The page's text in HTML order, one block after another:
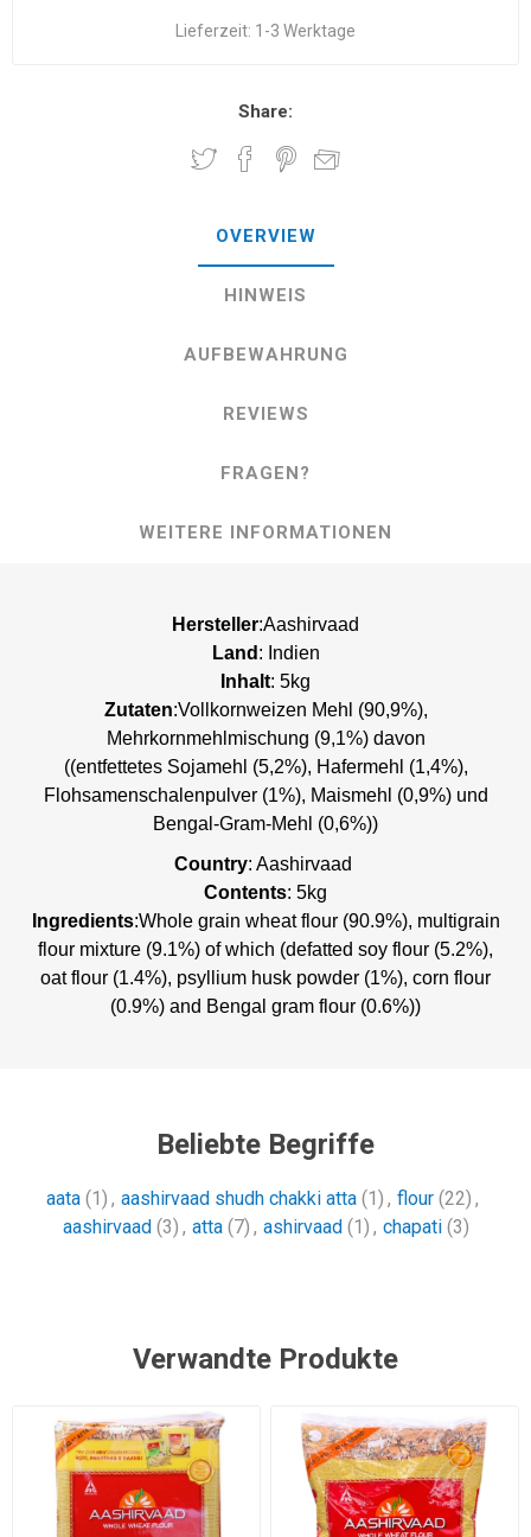
Lieferzeit: 1-3 Werktage
Share:
OVERVIEW
HINWEIS
AUFBEWAHRUNG
REVIEWS
FRAGEN?
WEITERE INFORMATIONEN
Hersteller:Aashirvaad
Land : Indien
Inhalt: 5kg
Zutaten:Vollkornweizen Mehl (90,9%),
Mehrkornmehlmischung (9,1%) davon
((entfettetes Sojamehl (5,2%), Hafermehl (1,4%),
Flohsamenschalenpulver (1%), Maismehl (0,9%) und
Bengal-Gram-Mehl (0,6%))
Country: Aashirvaad
Contents: 5kg
Ingredients:Whole grain wheat flour (90.9%), multigrain
flour mixture (9.1%) of which (defatted soy flour (5.2%),
oat flour (1.4%), psyllium husk powder (1%), corn flour
(0.9%) and Bengal gram flour (0.6%))
Beliebte Begriffe
aata (1) , aashirvaad shudh chakki atta (1) , flour (22) ,
aashirvaad (3) , atta (7) , ashirvaad (1) , chapati (3)
Verwandte Produkte